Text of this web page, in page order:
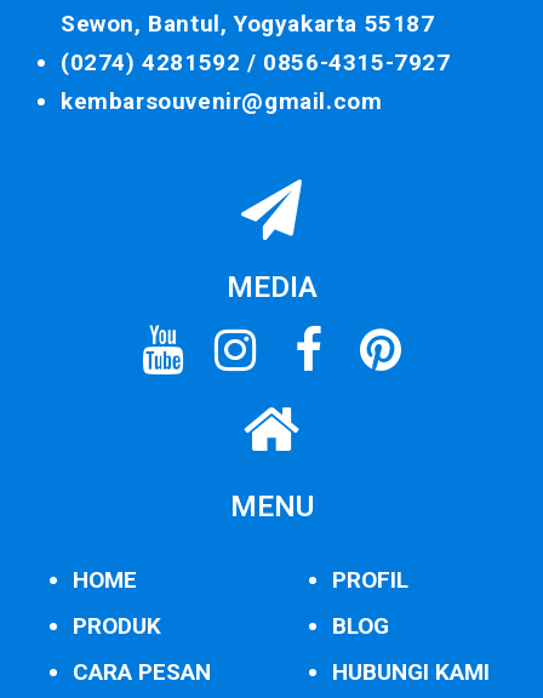
Sewon, Bantul, Yogyakarta 55187
(0274) 4281592 / 0856-4315-7927
kembarsouvenir@gmail.com
MEDIA
MENU
HOME
PRODUK
CARA PESAN
PROFIL
BLOG
HUBUNGI KAMI